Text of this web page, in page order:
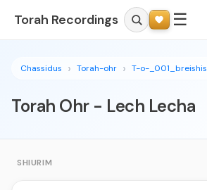
Torah Recordings ☰
Chassidus Torah-ohr T-o-_001_breishis
Torah Ohr - Lech Lecha
SHIURIM